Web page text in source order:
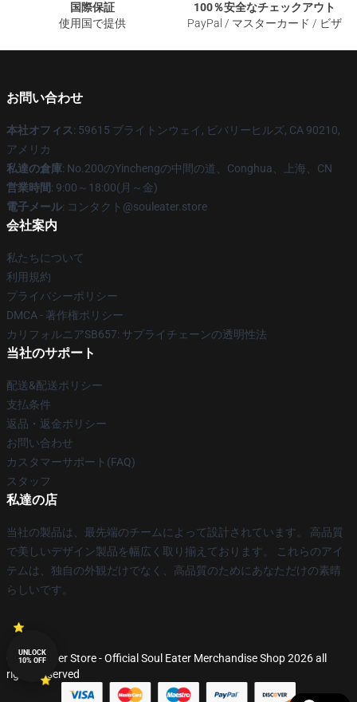
国際保証
使用国で提供
100％安全なチェックアウト
PayPal / マスターカード / ビザ
お問い合わせ
本社オフィス: 59615 ブライトンウェイ, ビバリーヒルズ, CA 90210,
アメリカ
私達の倉庫: No.200のYinchengの中間の道、Conghua、上海、CN
営業時間: 9:00～18:00(月～金)
電子メール: コンタクト@souleater.store
会社案内
私たちについて
利用規約
プライバシーポリシー
DMCA - 著作権ポリシー
カリフォルニアSB657: サプライチェーンの透明性法
当社のサポート
配送&配送ポリシー
支払条件
返品・返金ポリシー
お問い合わせ
カスタマーサポート(FAQ)
スタッフ
私達の店
当社の製品は、最先端のチームによって設計されています。 高品質
で美しいデザイン製品を幅広く取り揃えております。 これらのアイ
テムは、独自の外観だけでなく、高品質のためにあなただけの素晴
らしいです。
© Soul Eater Store - Official Soul Eater Merchandise Shop 2026 all
rights reserved
UNLOCK
10% OFF